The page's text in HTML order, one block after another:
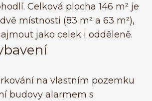
Celková plocha 146 m² je
místnosti (83 m² a 63 m²),
jako celek i odděleně.
na vlastním pozemku
budovy alarmem s